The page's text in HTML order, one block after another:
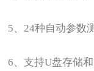
5 24种自动参数
6、支持U盘存储